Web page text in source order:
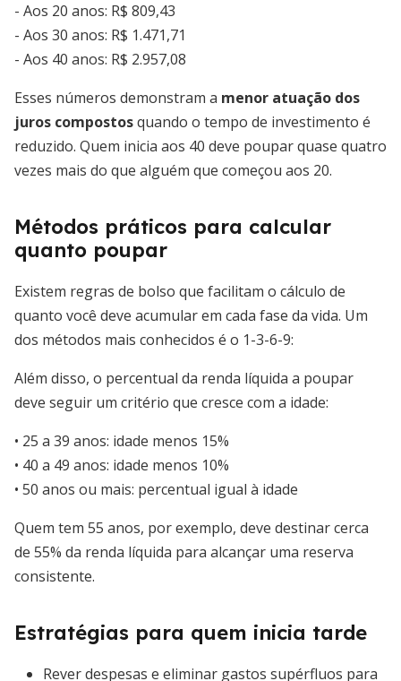
- Aos 20 anos: R$ 809,43
- Aos 30 anos: R$ 1.471,71
- Aos 40 anos: R$ 2.957,08
Esses números demonstram a menor atuação dos
juros compostosquando o tempo de investimento é
reduzido. Quem inicia aos 40 deve poupar quase quatro
vezes mais do que alguém que começou aos 20.
Métodos práticos para calcular
quanto poupar
Existem regras de bolso que facilitam o cálculo de
quanto você deve acumular em cada fase da vida. Um
dos métodos mais conhecidos é o 1-3-6-9:
Além disso, o percentual da renda líquida a poupar
deve seguir um critério que cresce com a idade:
• 25 a 39 anos: idade menos 15%
• 40 a 49 anos: idade menos 10%
• 50 anos ou mais: percentual igual à idade
Quem tem 55 anos, por exemplo, deve destinar cerca
de 55% da renda líquida para alcançar uma reserva
consistente.
Estratégias para quem inicia tarde
Rever despesas e eliminar gastos supérfluos para